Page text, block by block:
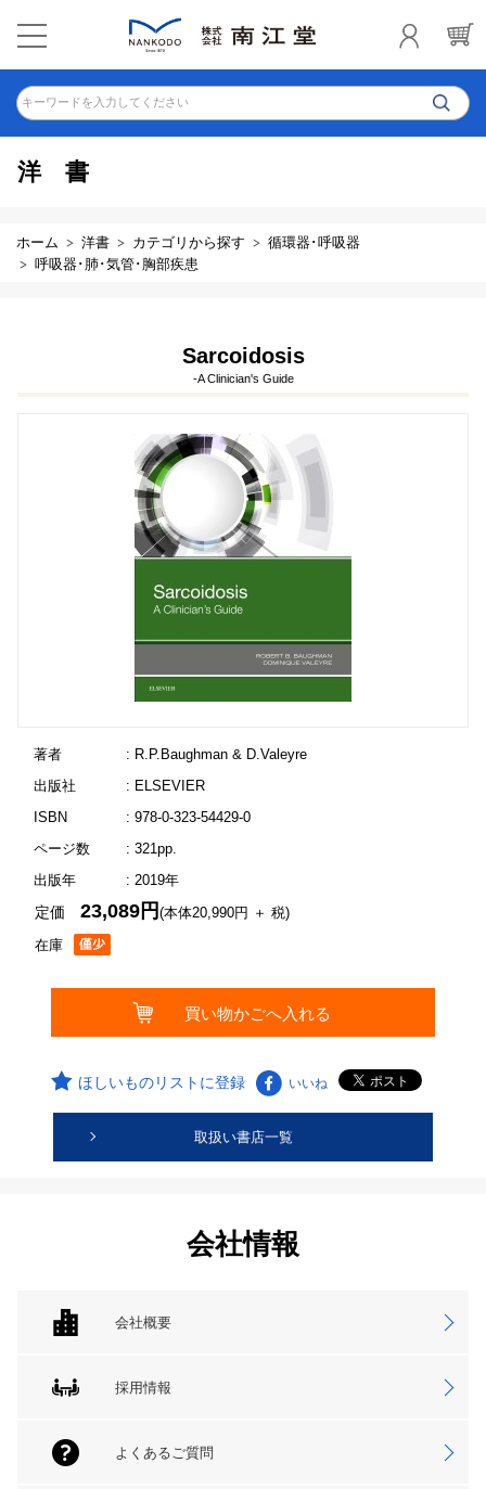
キーワードを入力してください
洋書
ホーム 洋書 カテゴリから探す
循環器･呼吸器
呼吸器･肺･気管･胸部疾患
Sarcoidosis
-A Clinician's Guide
著者
: R.P.Baughman & D.Valeyre
出版社
: ELSEVIER
ISBN
: 978-0-323-54429-0
ページ数
: 321pp.
出版年
: 2019年
在庫
定価23,089円(本体20,990円 ＋ 税)
ほしいものリストに登録 いいね
取扱い書店一覧
会社情報
会社概要
採用情報
よくあるご質問